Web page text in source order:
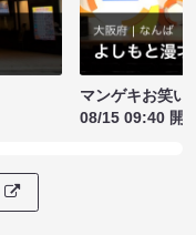
マンゲキお笑い
08/15 09:40 開